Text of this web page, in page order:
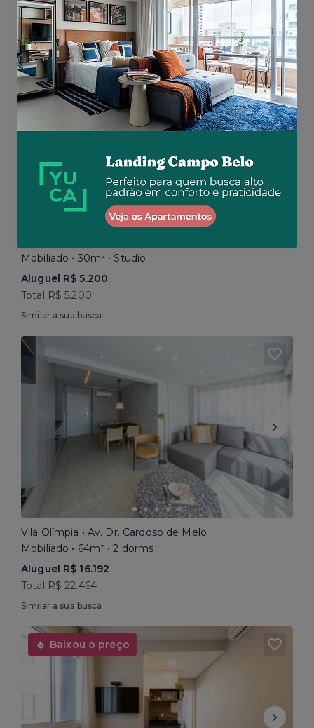
TotalR$ 5.199por R$ 4.662
Similar a sua busca
Mobiliado • 30m² • Studio
Aluguel R$ 5.200
Total R$ 5.200
Similar a sua busca
Vila Olímpia • Av. Dr. Cardoso de Melo
Mobiliado • 64m² • 2 dorms
Aluguel R$ 16.192
Total R$ 22.464
Similar a sua busca
Baixou o preço